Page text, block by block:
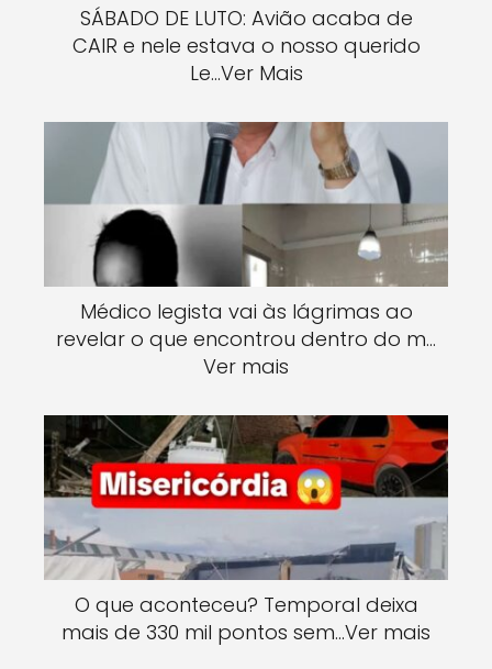
SÁBADO DE LUTO: Avião acaba de
CAIR e nele estava o nosso querido
Le…Ver Mais
Médico legista vai às lágrimas ao
revelar o que encontrou dentro do m…
Ver mais
O que aconteceu? Temporal deixa
mais de 330 mil pontos sem…Ver mais